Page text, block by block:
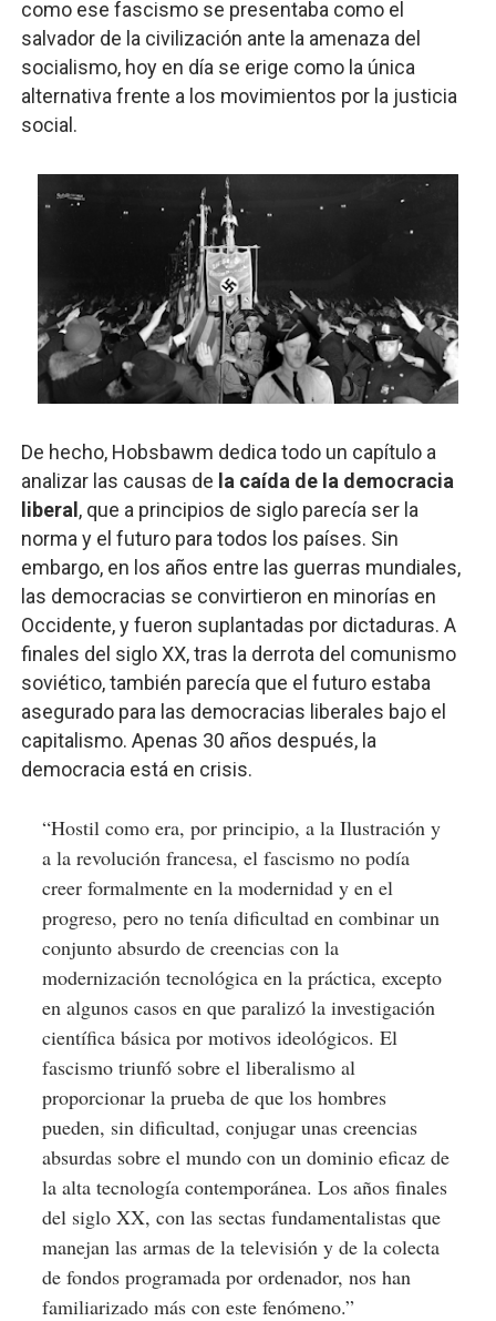
como ese fascismo se presentaba como el
salvador de la civilización ante la amenaza del
socialismo, hoy en día se erige como la única
alternativa frente a los movimientos por la justicia
social.
De hecho, Hobsbawm dedica todo un capítulo a
analizar las causas de la caída de la democracia
liberal , que a principios de siglo parecía ser la
norma y el futuro para todos los países. Sin
embargo, en los años entre las guerras mundiales,
las democracias se convirtieron en minorías en
Occidente, y fueron suplantadas por dictaduras. A
finales del siglo XX, tras la derrota del comunismo
soviético, también parecía que el futuro estaba
asegurado para las democracias liberales bajo el
capitalismo. Apenas 30 años después, la
democracia está en crisis.
“Hostil como era, por principio, a la Ilustración y
a la revolución francesa, el fascismo no podía
creer formalmente en la modernidad y en el
progreso, pero no tenía dificultad en combinar un
conjunto absurdo de creencias con la
modernización tecnológica en la práctica, excepto
en algunos casos en que paralizó la investigación
científica básica por motivos ideológicos. El
fascismo triunfó sobre el liberalismo al
proporcionar la prueba de que los hombres
pueden, sin dificultad, conjugar unas creencias
absurdas sobre el mundo con un dominio eficaz de
la alta tecnología contemporánea. Los años finales
del siglo XX, con las sectas fundamentalistas que
manejan las armas de la televisión y de la colecta
de fondos programada por ordenador, nos han
familiarizado más con este fenómeno.”